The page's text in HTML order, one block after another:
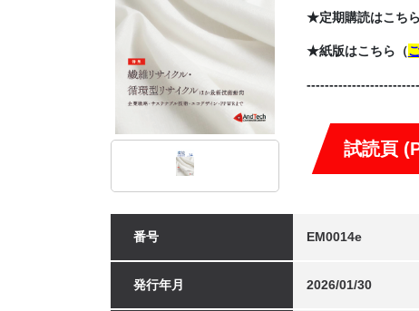
★定期購読はこち
★紙版はこちら（
試読頁
番号 EM0014e
発行年月 2026/01/30